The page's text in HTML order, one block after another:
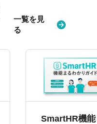
一覧を見
る
SmartHR機